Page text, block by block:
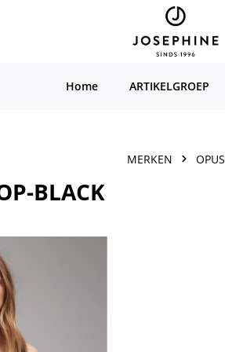
Home ARTIKELGROEP
MERKEN OPUS
BLACK